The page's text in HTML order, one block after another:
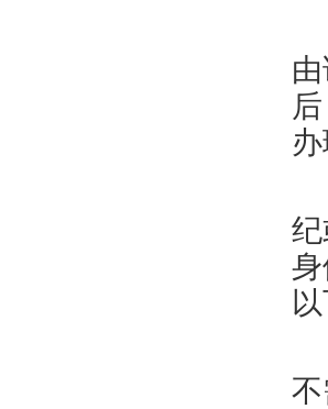
办